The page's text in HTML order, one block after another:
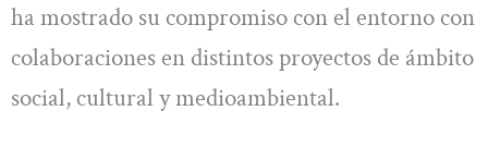
ha mostrado su compromiso con el entorno con
colaboraciones en distintos proyectos de ámbito
social, cultural y medioambiental.